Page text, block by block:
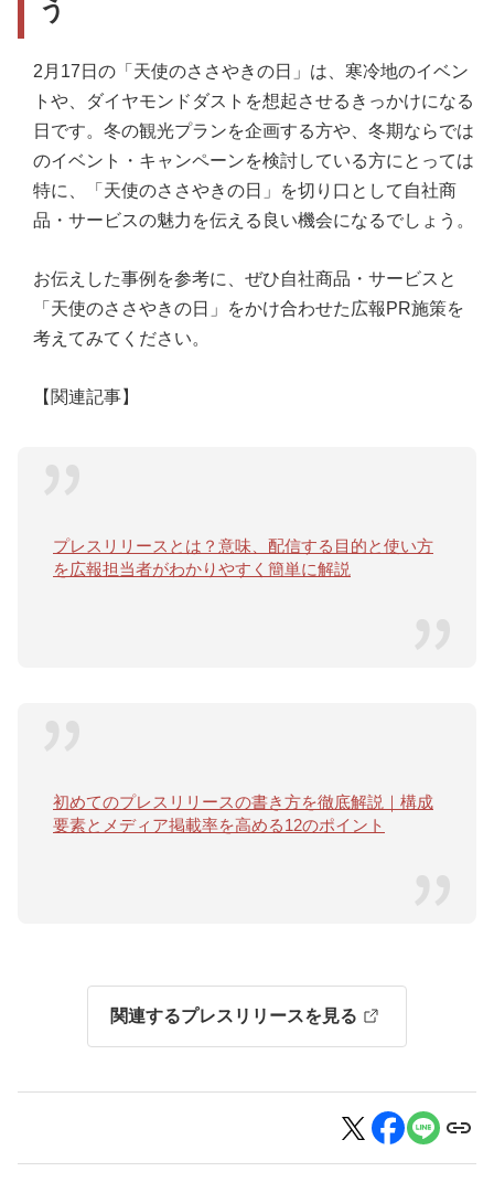
う
2月17日の「天使のささやきの日」は、寒冷地のイベン
トや、ダイヤモンドダストを想起させるきっかけになる
日です。冬の観光プランを企画する方や、冬期ならでは
のイベント・キャンペーンを検討している方にとっては
特に、「天使のささやきの日」を切り口として自社商
品・サービスの魅力を伝える良い機会になるでしょう。
お伝えした事例を参考に、ぜひ自社商品・サービスと
「天使のささやきの日」をかけ合わせた広報PR施策を
考えてみてください。
【関連記事】
プレスリリースとは？意味、配信する目的と使い方
を広報担当者がわかりやすく簡単に解説
初めてのプレスリリースの書き方を徹底解説｜構成
要素とメディア掲載率を高める12のポイント
関連するプレスリリースを見る